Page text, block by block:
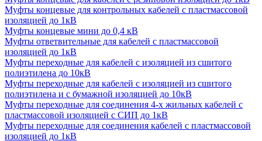
Муфты концевые для контрольных кабелей с пластмассовой
изоляцией до 1кВ
Муфты концевые мини до 0,4 кВ
Муфты ответвительные для кабелей с пластмассовой
изоляцией до 1кВ
Муфты переходные для кабелей с изоляцией из сшитого
полиэтилена до 10кВ
Муфты переходные для кабелей с изоляцией из сшитого
полиэтилена и с бумажной изоляцией до 10кВ
Муфты переходные для соединения 4-х жильных кабелей с
пластмассовой изоляцией с СИП до 1кВ
Муфты переходные для соединения кабелей с пластмассовой
изоляцией до 1кВ